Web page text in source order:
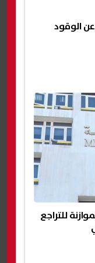
الوقود
للتراجع